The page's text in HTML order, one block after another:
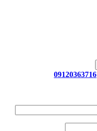
09120363716